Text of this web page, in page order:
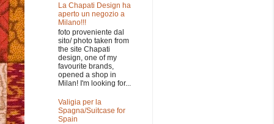
La Chapati Design ha
aperto un negozio a
Milano!!!
foto proveniente dal
sito/ photo taken from
the site Chapati
design, one of my
favourite brands,
opened a shop in
Milan! I'm looking for...
Valigia per la
Spagna/Suitcase for
Spain